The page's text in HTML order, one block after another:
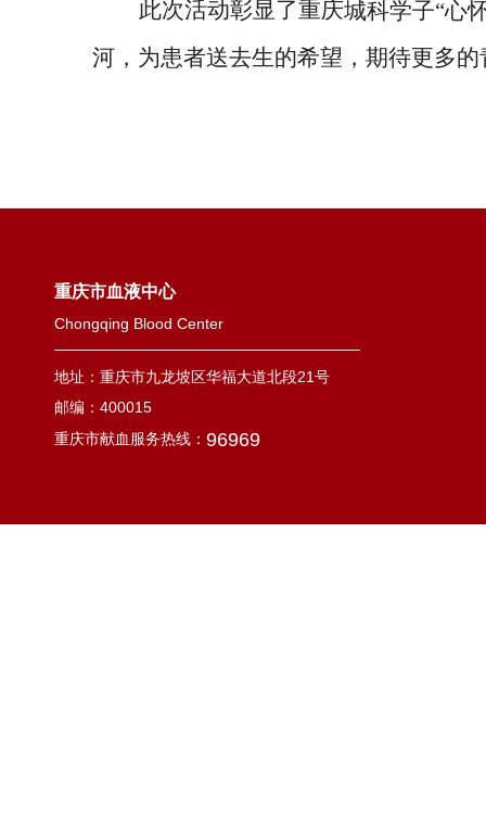
此次活动彰显了重庆城科学子“心
河，为患者送去生的希望，期待更多
重庆市血液中心
Chongqing Blood Center
地址：重庆市九龙坡区华福大道北段21号
邮编：400015
重庆市献血服务热线： 96969